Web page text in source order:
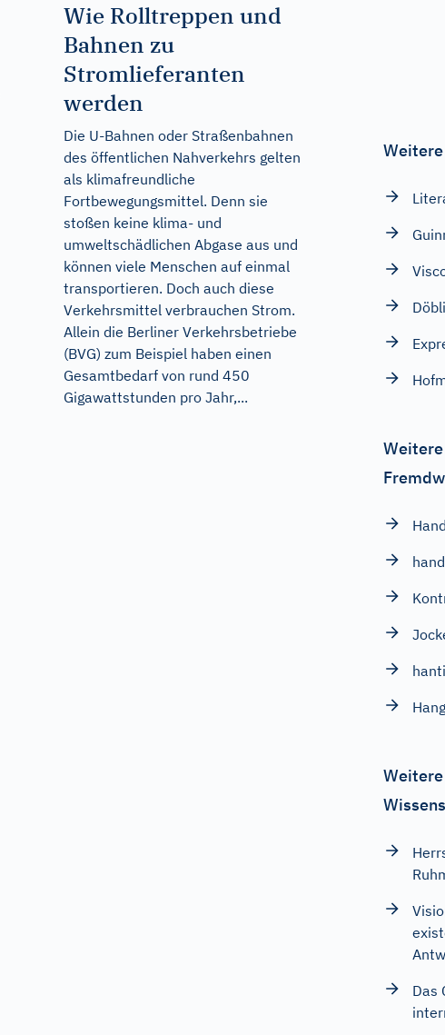
Wie Rolltreppen und
Bahnen zu
Stromlieferanten
werden
Die U-Bahnen oder Straßenbahnen
des öffentlichen Nahverkehrs gelten
als klimafreundliche
Fortbewegungsmittel. Denn sie
stoßen keine klima- und
umweltschädlichen Abgase aus und
können viele Menschen auf einmal
transportieren. Doch auch diese
Verkehrsmittel verbrauchen Strom.
Allein die Berliner Verkehrsbetriebe
(BVG) zum Beispiel haben einen
Gesamtbedarf von rund 450
Gigawattstunden pro Jahr,...
Das